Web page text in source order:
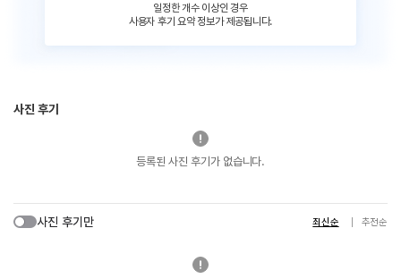
일정한 개수 이상인 경우
사용자 후기 요약 정보가 제공됩니다.
사진 후기
등록된 사진 후기가 없습니다.
사진 후기만 최신순 추천순